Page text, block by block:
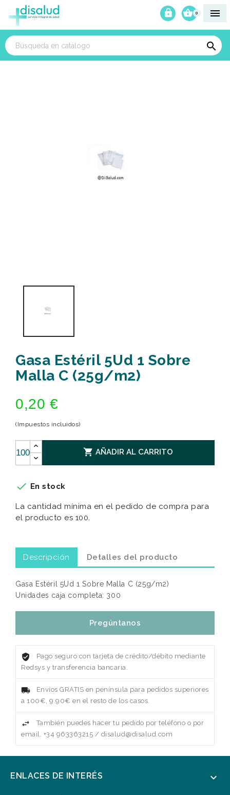

0



Gasa Estéril 5Ud 1 Sobre
Malla C (25g/m2)
0,20 €
(Impuestos incluidos)
 AÑADIR AL CARRITO
 En stock
La cantidad mínima en el pedido de compra para
el producto es 100.
Descripción Detalles del producto
Gasa Estéril 5Ud 1 Sobre Malla C (25g/m2)
Unidades caja completa: 300
Pregúntanos
Pago seguro con tarjeta de crédito/débito mediante
Redsys y transferencia bancaria.
Envíos GRATIS en península para pedidos superiores
a 100€, 9.90€ en el resto de los casos.
También puedes hacer tu pedido por teléfono o por
email. +34 963363215 / disalud@disalud.com
ENLACES DE INTERÉS 